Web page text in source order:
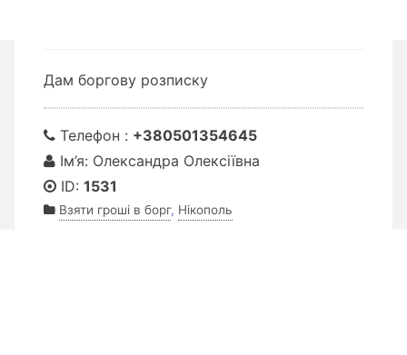
Дам боргову розписку
Телефон : +380501354645
Ім’я: Олександра Олексіївна
ID: 1531
Взяти гроші в борг, Нікополь